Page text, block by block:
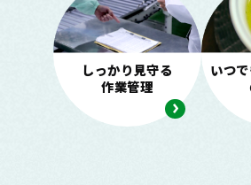
しっかり見守る
作業管理
いつ